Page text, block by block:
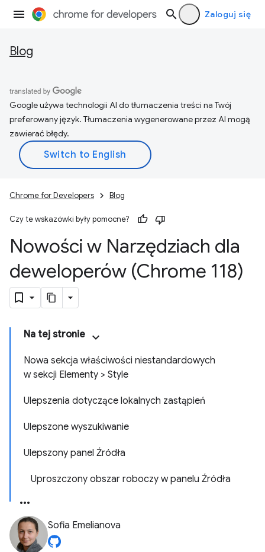
Zaloguj się
Blog
Google używa technologii AI do tłumaczenia treści na Twój
preferowany język. Tłumaczenia wygenerowane przez AI mogą
zawierać błędy.
Chrome for Developers Blog
Czy te wskazówki były pomocne?
Nowości w Narzędziach dla
deweloperów (Chrome 118)
Na tej stronie
Nowa sekcja właściwości niestandardowych
w sekcji Elementy > Style
Ulepszenia dotyczące lokalnych zastąpień
Ulepszone wyszukiwanie
Ulepszony panel Źródła
Uproszczony obszar roboczy w panelu Źródła
Sofia Emelianova